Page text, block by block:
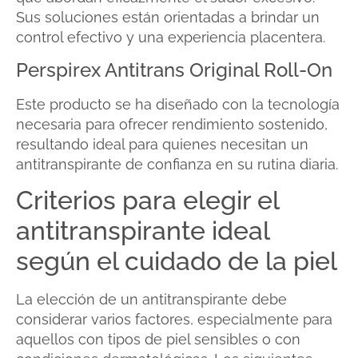
Sus soluciones están orientadas a brindar un
control efectivo y una experiencia placentera.
Perspirex Antitrans Original Roll-On
Este producto se ha diseñado con la tecnología
necesaria para ofrecer rendimiento sostenido,
resultando ideal para quienes necesitan un
antitranspirante de confianza en su rutina diaria.
Criterios para elegir el
antitranspirante ideal
según el cuidado de la piel
La elección de un antitranspirante debe
considerar varios factores, especialmente para
aquellos con tipos de piel sensibles o con